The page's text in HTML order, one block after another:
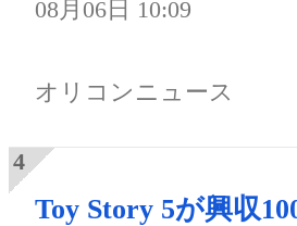
08月06日 10:09
オリコンニュース
Toy Story 5が興収